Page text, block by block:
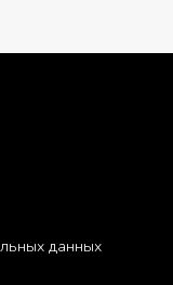
данных